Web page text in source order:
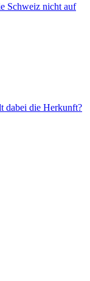
Schweiz nicht auf
dabei die Herkunft?